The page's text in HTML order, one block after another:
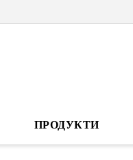
ПРОДУКТИ